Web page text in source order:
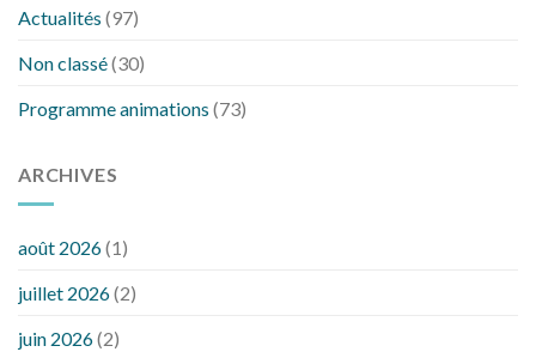
Actualités (97)
Non classé(30)
Programme animations (73)
ARCHIVES
août 2026(1)
juillet 2026(2)
juin 2026(2)